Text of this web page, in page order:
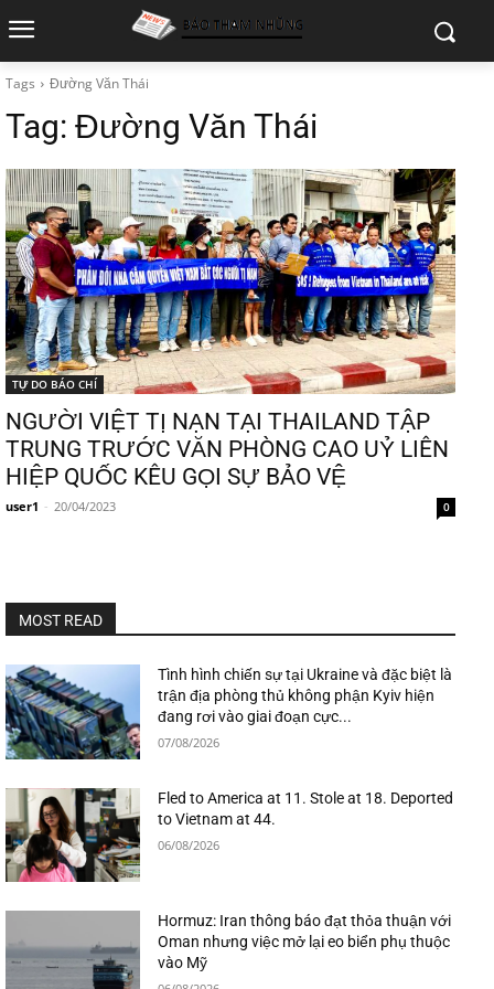
Tags Đường Văn Thái
Tag: Đường Văn Thái
TỰ DO BÁO CHÍ
NGƯỜI VIỆT TỊ NẠN TẠI THAILAND TẬP
TRUNG TRƯỚC VĂN PHÒNG CAO UỶ LIÊN
HIỆP QUỐC KÊU GỌI SỰ BẢO VỆ
user1 - 20/04/2023 0
MOST READ
Tình hình chiến sự tại Ukraine và đặc biệt là
trận địa phòng thủ không phận Kyiv hiện
đang rơi vào giai đoạn cực...
07/08/2026
Fled to America at 11. Stole at 18. Deported
to Vietnam at 44.
06/08/2026
Hormuz: Iran thông báo đạt thỏa thuận với
Oman nhưng việc mở lại eo biển phụ thuộc
vào Mỹ